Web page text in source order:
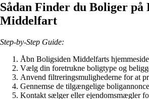
Sådan Finder du Boliger på
Middelfart
Step-by-Step Guide:
Åbn Boligsiden Middelfarts
Vælg din foretrukne boligtype og
Anvend filtreringsmulighederne for at
Gennemse de tilgængelige
Kontakt sælger eller ejendomsmægler